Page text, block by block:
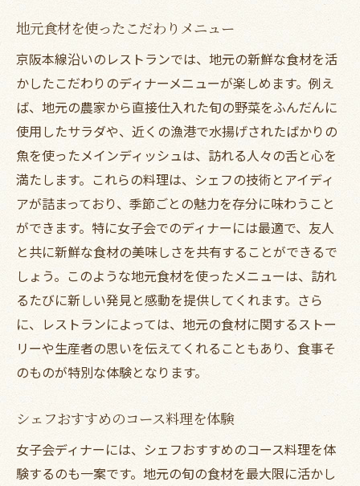
地元食材を使ったこだわりメニュー
京阪本線沿いのレストランでは、地元の新鮮な食材を活
かしたこだわりのディナーメニューが楽しめます。例え
ば、地元の農家から直接仕入れた旬の野菜をふんだんに
使用したサラダや、近くの漁港で水揚げされたばかりの
魚を使ったメインディッシュは、訪れる人々の舌と心を
満たします。これらの料理は、シェフの技術とアイディ
アが詰まっており、季節ごとの魅力を存分に味わうこと
ができます。特に女子会でのディナーには最適で、友人
と共に新鮮な食材の美味しさを共有することができるで
しょう。このような地元食材を使ったメニューは、訪れ
るたびに新しい発見と感動を提供してくれます。さら
に、レストランによっては、地元の食材に関するストー
リーや生産者の思いを伝えてくれることもあり、食事そ
のものが特別な体験となります。
シェフおすすめのコース料理を体験
女子会ディナーには、シェフおすすめのコース料理を体
験するのも一案です。地元の旬の食材を最大限に活かし